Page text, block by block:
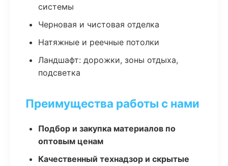
системы
Черновая и чистовая отделка
Натяжные и реечные потолки
Ландшафт: дорожки, зоны отдыха,
подсветка
Преимущества работы с нами
Подбор и закупка материалов по
оптовым ценам
Качественный технадзор и скрытые